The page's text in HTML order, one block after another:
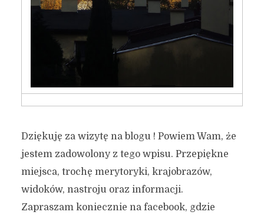
Dziękuję za wizytę na blogu ! Powiem Wam, że
jestem zadowolony z tego wpisu. Przepiękne
miejsca, trochę merytoryki, krajobrazów,
widoków, nastroju oraz informacji.
Zapraszam koniecznie na facebook, gdzie